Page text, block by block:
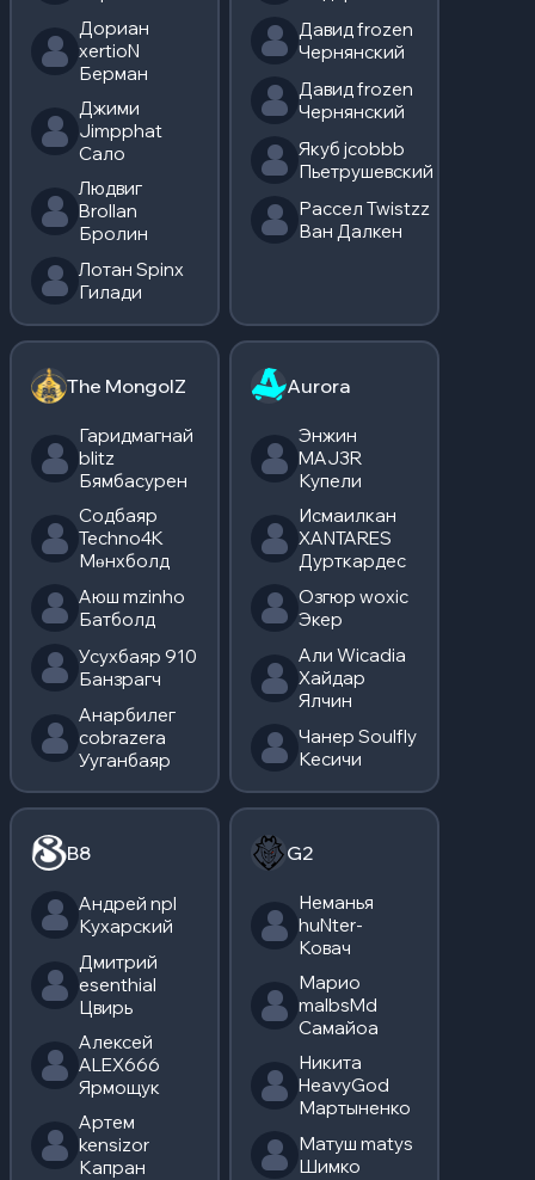
Дориан
xertioN
Берман
Джими
Jimpphat
Сало
Людвиг
Brollan
Бролин
Лотан Spinx
Гилади
Давид frozen
Чернянский
Давид frozen
Чернянский
Якуб jcobbb
Пьетрушевский
Рассел Twistzz
Ван Далкен
The MongolZ
Гаридмагнай
blitz
Бямбасурен
Содбаяр
Techno4K
Мөнхболд
Аюш mzinho
Батболд
Усухбаяр 910
Банзрагч
Анарбилег
cobrazera
Ууганбаяр
Aurora
Энжин
MAJ3R
Купели
Исмаилкан
XANTARES
Дурткардес
Озгюр woxic
Экер
Али Wicadia
Хайдар
Ялчин
Чанер Soulfly
Кесичи
B8
Андрей npl
Кухарский
Дмитрий
esenthial
Цвирь
Алексей
ALEX666
Ярмощук
Артем
kensizor
Капран
G2
Неманья
huNter-
Ковач
Марио
malbsMd
Самайоа
Никита
HeavyGod
Мартыненко
Матуш matys
Шимко